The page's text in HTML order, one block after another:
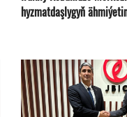
hyzmatdaşlygyň